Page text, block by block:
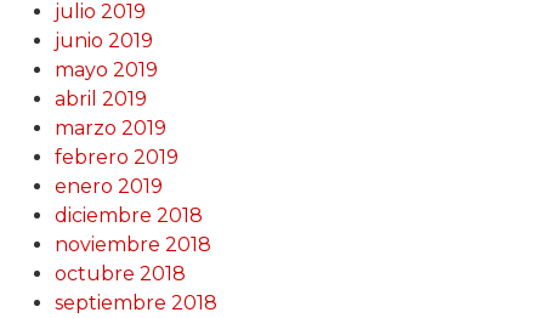
julio 2019
junio 2019
mayo 2019
abril 2019
marzo 2019
febrero 2019
enero 2019
diciembre 2018
noviembre 2018
octubre 2018
septiembre 2018